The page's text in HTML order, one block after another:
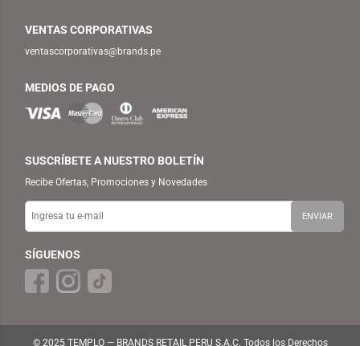
VENTAS CORPORATIVAS
ventascorporativas@brands.pe
MEDIOS DE PAGO
SUSCRÍBETE A NUESTRO BOLETÍN
Recibe Ofertas, Promociones y Novedades
SÍGUENOS
© 2025 TEMPLO — BRANDS RETAIL PERU S.A.C. Todos los Derechos